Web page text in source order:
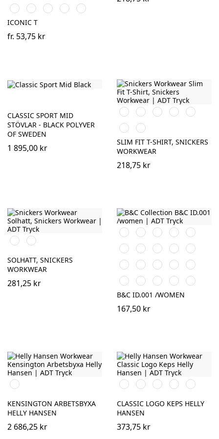
Grey
Athletic
Heather
Soft
Lavender
Zinc
(Solid)
Cobalt
Blue
Flame
ICONIC T
fr. 53,75 kr
CLASSIC SPORT MID
STÖVLAR - BLACK POLYVER
OF SWEDEN
1 895,00 kr
Svart Vit StålgråMarinblåKhakigrön
Gråmelerad
Chiliröd
SLIM FIT T-SHIRT, SNICKERS
WORKWEAR
218,75 kr
Svart Khaki
SOLHATT, SNICKERS
WORKWEAR
281,25 kr
OrangeBlackWhiteRöd
Navy
Royal
Blue
Sand Light
Blue
PurpleBottle
Green
FuchsiaHeather
Grey
Kelly
Green
BrownWine
Anthracite
Atoll
Real
Green
Chili
Gold
Pixel
Coral
B&C ID.001 /WOMEN
167,50 kr
990
BLACK
KENSINGTON ARBETSBYXA
HELLY HANSEN
2 686,25 kr
990
BLACK
590
NAVY
991
BLACK
780
SAND
440
OLIVE
NIGHT
CLASSIC LOGO KEPS HELLY
HANSEN
373,75 kr